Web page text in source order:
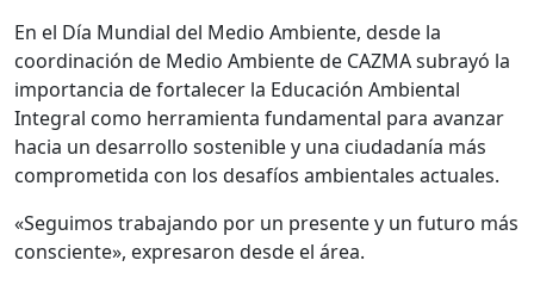
En el Día Mundial del Medio Ambiente, desde la
coordinación de Medio Ambiente de CAZMA subrayó la
importancia de fortalecer la Educación Ambiental
Integral como herramienta fundamental para avanzar
hacia un desarrollo sostenible y una ciudadanía más
comprometida con los desafíos ambientales actuales.
«Seguimos trabajando por un presente y un futuro más
consciente», expresaron desde el área.